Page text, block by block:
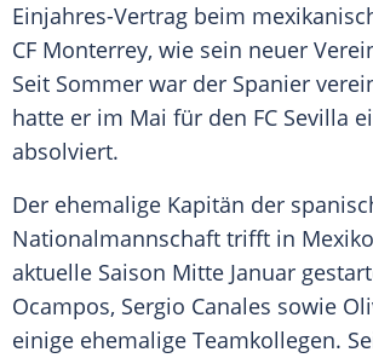
Einjahres-Vertrag beim
CF Monterrey, wie sein neuer
Seit Sommer war der Spanier
hatte er im Mai für den FC Sevilla
absolviert.
Der ehemalige Kapitän der
Nationalmannschaft trifft in Mexiko
aktuelle Saison Mitte Januar
Ocampos, Sergio Canales sowie
einige ehemalige Teamkollegen.